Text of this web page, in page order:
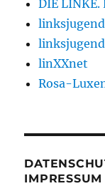
DIE LINKE.
linXXnet
Rosa-
IMPRESSUM